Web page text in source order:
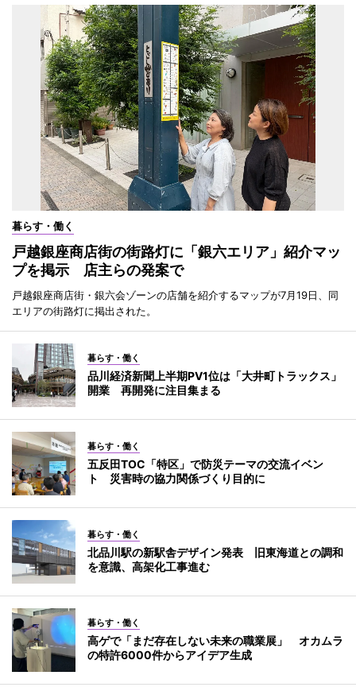
暮らす・働く
戸越銀座商店街の街路灯に「銀六エリア」紹介マッ
プを掲示 店主らの発案で
戸越銀座商店街・銀六会ゾーンの店舗を紹介するマップが7月19日、同
エリアの街路灯に掲出された。
暮らす・働く
品川経済新聞上半期PV1位は「大井町トラックス」
開業 再開発に注目集まる
暮らす・働く
五反田TOC「特区」で防災テーマの交流イベン
ト 災害時の協力関係づくり目的に
暮らす・働く
北品川駅の新駅舎デザイン発表 旧東海道との調和
を意識、高架化工事進む
暮らす・働く
高ゲで「まだ存在しない未来の職業展」 オカムラ
の特許6000件からアイデア生成